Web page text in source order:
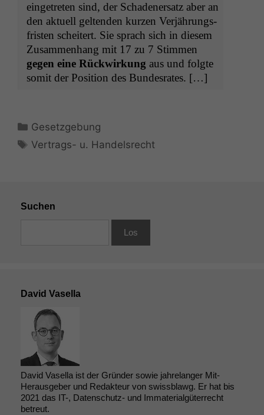
einge­treten sind, der Schaden­er­satz aber an
den aktuell gel­tenden kurzen Ver­jährungs­
fris­ten scheit­ert. Sie sprach sich in diesem
Zusam­men­hang mit 17 zu 7 Stim­men
gegen eine Rück­wirkung aus und fol­gte
somit der Posi­tion des Bundesrates. […]
Kategorien
Gesetzgebung
Schlagwörter
Vertrags- u. Handelsrecht
Suchen
David Vasella
David Vasella ist der Gründer sowie jahrelanger Mit-
Herausgeber und Redakteur von swissblawg. Er hat bis
2021 das IT-, Datenschutz- und Immaterialgüterrecht
betreut.